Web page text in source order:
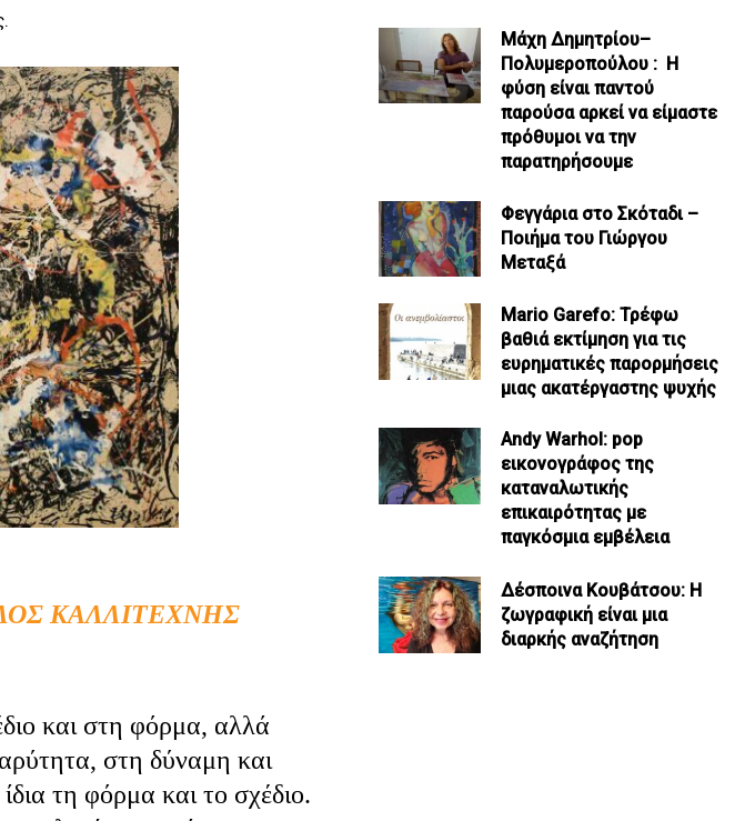
ΚΑΛΛΙΤΈΧΝΗΣ
και στη φόρμα, αλλά
στη δύναμη και
τη φόρμα και το σχέδιο.
Μάχη Δημητρίου–
Πολυμεροπούλου : Η
φύση είναι παντού
παρούσα αρκεί να είμαστε
πρόθυμοι να την
παρατηρήσουμε
Φεγγάρια στο Σκόταδι –
Ποιήμα του Γιώργου
Μεταξά
Mario Garefo: Τρέφω
βαθιά εκτίμηση για τις
ευρηματικές παρορμήσεις
μιας ακατέργαστης ψυχής
Andy Warhol: pop
εικονογράφος της
καταναλωτικής
επικαιρότητας με
παγκόσμια εμβέλεια
Δέσποινα Κουβάτσου: Η
ζωγραφική είναι μια
διαρκής αναζήτηση